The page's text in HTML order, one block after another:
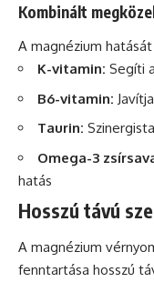
Kombinált
A magnézium
K-vitamin: Segíti
B6-vitamin:
Taurin:
Omega-3
hatás
Hosszú távú
A magnézium
fenntartása hosszú